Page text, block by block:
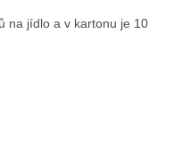
na jídlo a v kartonu je 10